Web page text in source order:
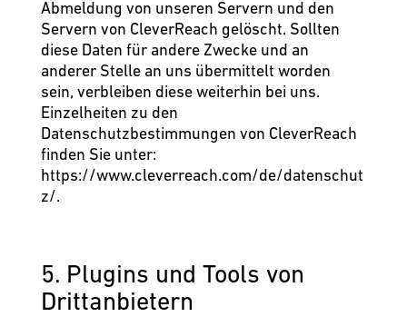
Abmeldung von unseren Servern und den
Servern von CleverReach gelöscht. Sollten
diese Daten für andere Zwecke und an
anderer Stelle an uns übermittelt worden
sein, verbleiben diese weiterhin bei uns.
Einzelheiten zu den
Datenschutzbestimmungen von CleverReach
finden Sie unter:
https://www.cleverreach.com/de/datenschut
z/.
5. Plugins und Tools von
Drittanbietern